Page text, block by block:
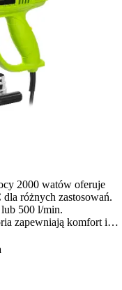
2000 watów oferuje
różnych zastosowań.
500 l/min.
zapewniają komfort i